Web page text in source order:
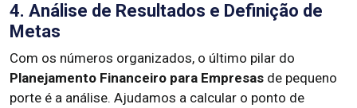
4. Análise de Resultados e Definição de
Metas
Com os números organizados, o último pilar do
Planejamento Financeiro para Empresas de pequeno
porte é a análise. Ajudamos a calcular o ponto de